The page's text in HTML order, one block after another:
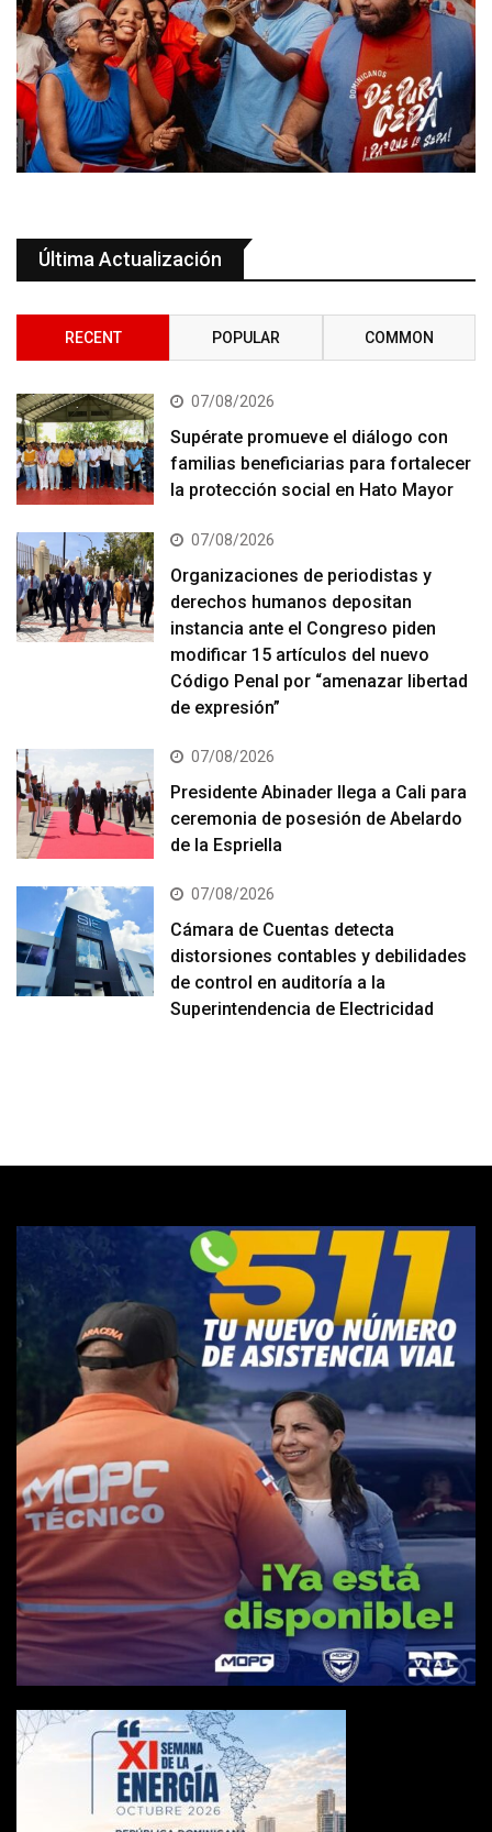
Última Actualización
RECENT POPULAR COMMON
07/08/2026
Supérate promueve el diálogo con
familias beneficiarias para fortalecer
la protección social en Hato Mayor
07/08/2026
Organizaciones de periodistas y
derechos humanos depositan
instancia ante el Congreso piden
modificar 15 artículos del nuevo
Código Penal por “amenazar libertad
de expresión”
07/08/2026
Presidente Abinader llega a Cali para
ceremonia de posesión de Abelardo
de la Espriella
07/08/2026
Cámara de Cuentas detecta
distorsiones contables y debilidades
de control en auditoría a la
Superintendencia de Electricidad